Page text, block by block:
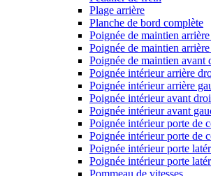
Plage arrière
Planche de bord complète
Poignée de maintien
Poignée de maintien
Poignée de maintien avant
Poignée intérieur arrière
Poignée intérieur arrière
Poignée intérieur avant
Poignée intérieur avant
Poignée intérieur porte de
Poignée intérieur porte de
Poignée intérieur porte
Poignée intérieur porte
Pommeau de vitesses